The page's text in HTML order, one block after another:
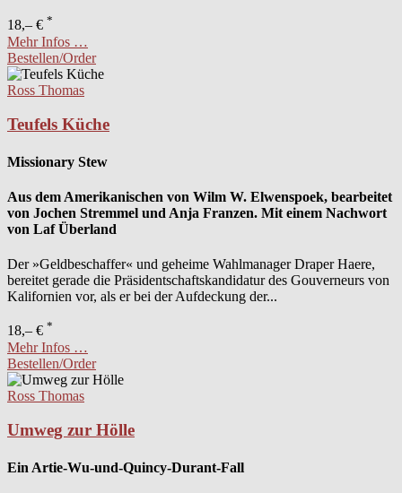
18,– € *
Mehr Infos …
Bestellen/Order
Ross Thomas
Teufels Küche
Missionary Stew
Aus dem Amerikanischen von Wilm W. Elwenspoek, bearbeitet
von Jochen Stremmel und Anja Franzen. Mit einem Nachwort
von Laf Überland
Der »Geldbeschaffer« und geheime Wahlmanager Draper Haere,
bereitet gerade die Präsidentschaftskandidatur des Gouverneurs von
Kalifornien vor, als er bei der Aufdeckung der...
18,– € *
Mehr Infos …
Bestellen/Order
Ross Thomas
Umweg zur Hölle
Ein Artie-Wu-und-Quincy-Durant-Fall